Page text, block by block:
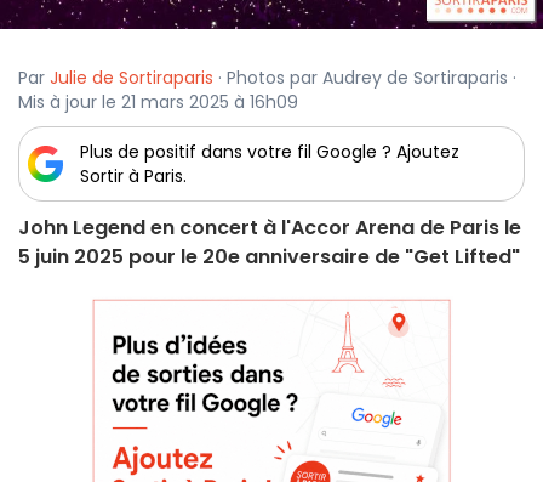
Par Julie de Sortiraparis · Photos par Audrey de Sortiraparis ·
Mis à jour le 21 mars 2025 à 16h09
Plus de positif dans votre fil Google ? Ajoutez
Sortir à Paris.
John Legend en concert à l'Accor Arena de Paris le
5 juin 2025 pour le 20e anniversaire de "Get Lifted"